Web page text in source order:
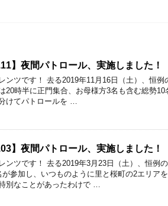
】夜間パトロール、実施しました！
ンツです！ 去る2019年11月16日（土）、恒
20時半に正門集合、お母様方3名も含む総勢
けてパトロールを …
】夜間パトロール、実施しました！
ンツです！ 去る2019年3月23日（土）、恒例
が参加し、いつものように里と桜町の2エリア
別なことがあったわけで …